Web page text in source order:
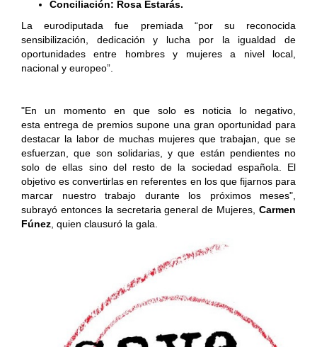
Conciliación: Rosa Estarás.
La eurodiputada fue premiada “por su reconocida
sensibilización, dedicación y lucha por la igualdad de
oportunidades entre hombres y mujeres a nivel local,
nacional y europeo”.
"En un momento en que solo es noticia lo negativo,
esta entrega de premios supone una gran oportunidad para
destacar la labor de muchas mujeres que trabajan, que se
esfuerzan, que son solidarias, y que están pendientes no
solo de ellas sino del resto de la sociedad española. El
objetivo es convertirlas en referentes en los que fijarnos para
marcar nuestro trabajo durante los próximos meses",
subrayó entonces la secretaria general de Mujeres, Carmen
Fúnez , quien clausuró la gala.